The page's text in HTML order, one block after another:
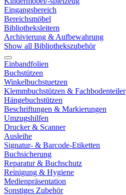
Eingangsbereich
Bereichsmöbel
Bibliotheksleitern
Archivierung & Aufbewahrung
Show all Bibliothekszubehör
Einbandfolien
Buchstützen
Winkelbuchstuetzen
Klemmbuchstützen & Fachbodenteiler
Hängebuchstützen
Beschriftungen & Markierungen
Umzugshilfen
Drucker & Scanner
Ausleihe
Signatur- & Barcode-Etiketten
Buchsicherung
Reparatur & Buchschutz
Reinigung & Hygiene
Medienpräsentation
Sonstiges Zubehör